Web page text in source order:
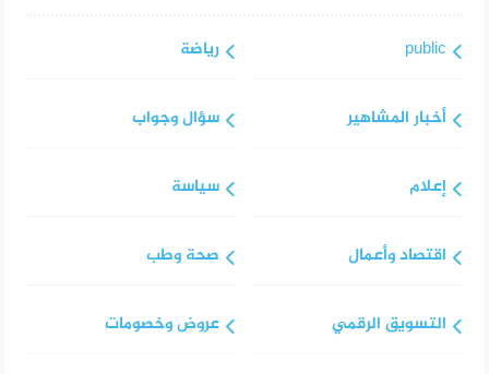
public
أخبار المشاهير
إعلام
اقتصاد وأعمال
التسويق الرقمي
رياضة
سؤال وجواب
سياسة
صحة وطب
عروض وخصومات